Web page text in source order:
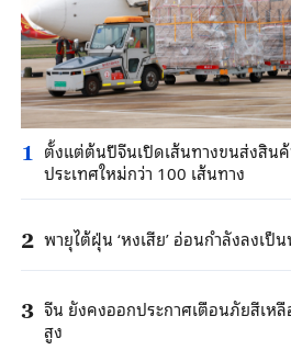
1 ตั้งแต่ต้นปีจีนเปิดเส้นทางขนส่งสินค้
ประเทศใหม่กว่า 100 เส้นทาง
2 พายุไต้ฝุ่น ‘หงเสีย’ อ่อนกำลังลงเป็
3 จีน ยังคงออกประกาศเตือนภัยสีเ
สูง